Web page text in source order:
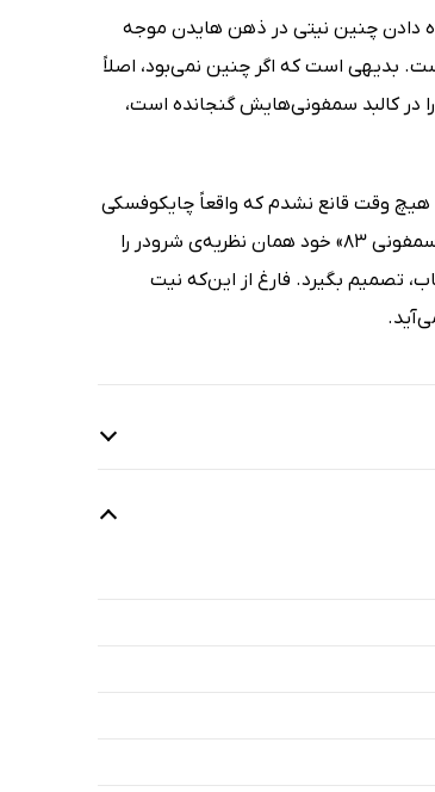
دادن چنین نیتی در ذهن هایدن موجه
بدیهی است که اگر چنین نمی‌بود، اصلاً
در کالبد سمفونی‌هایش گنجانده است،
هیچ ‌وقت قانع نشدم که واقعاً چایکوفسکی
می‌خواسته تا داستان جنسیت‌محور خانم مک‌کلیری را روایت کند، یا هایدن قصد داشته تا در «سمفونی 83» خود همان نظریه‌ی شرودر را
تصمیم بگیرد. فارغ از این‌که نیت